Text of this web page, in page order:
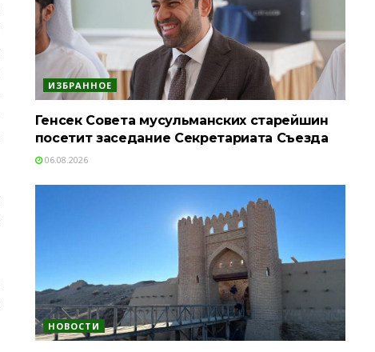
ИЗБРАННОЕ
Генсек Совета мусульманских старейшин
посетит заседание Секретариата Съезда
06.08.2026
НОВОСТИ